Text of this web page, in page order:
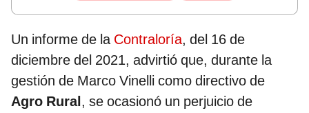
Un informe de la Contraloría, del 16 de
diciembre del 2021, advirtió que, durante la
gestión de Marco Vinelli como directivo de
Agro Rural, se ocasionó un perjuicio de